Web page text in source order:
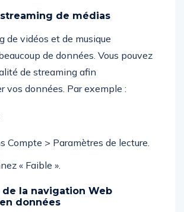
de médias
de vidéos et de musique
de données. Vous pouvez
de streaming afin
vos données. Par exemple :
Compte > Paramètres de lecture.
« Faible ».
la navigation Web
données